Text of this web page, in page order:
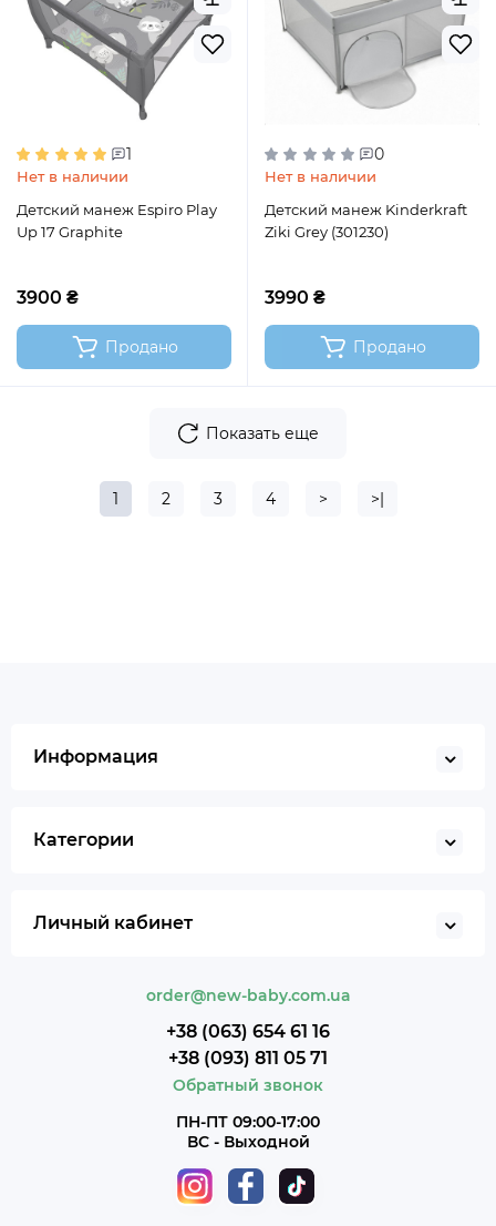
1
Нет в наличии
Детский манеж Espiro Play
Up 17 Graphite
3900 ₴
Продано
0
Нет в наличии
Детский манеж Kinderkraft
Ziki Grey (301230)
3990 ₴
Продано
Показать еще
1 2 3 4 > >|
Информация
Категории
Личный кабинет
order@new-baby.com.ua
+38 (063) 654 61 16
+38 (093) 811 05 71
Обратный звонок
ПН-ПТ 09:00-17:00
ВС - Выходной